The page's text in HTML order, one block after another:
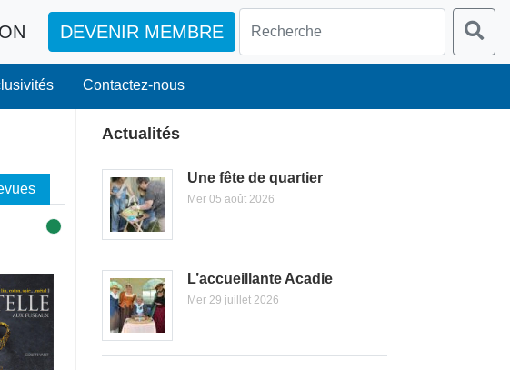
DEVENIR MEMBRE
Contactez-nous
Actualités
Une fête de quartier
Mer 05 août 2026
L’accueillante Acadie
Mer 29 juillet 2026